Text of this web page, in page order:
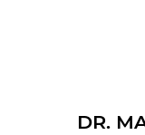
DR.